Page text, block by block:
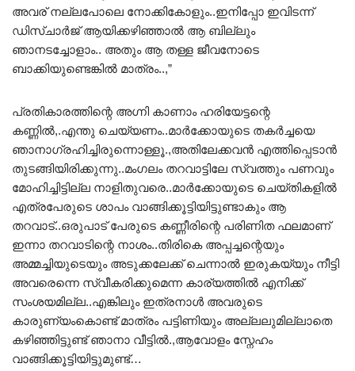
അവര് നല്ലപോലെ നോക്കികോളും..ഇനിപ്പോ ഇവിടന്ന്
ഡിസ്ചാർജ് ആയിക്കഴിഞ്ഞാൽ ആ ബില്ലും
ഞാനടച്ചോളാം.. അതും ആ തള്ള ജീവനോടെ
ബാക്കിയുണ്ടെങ്കിൽ മാത്രം..,”
പ്രതികാരത്തിന്റെ അഗ്നി കാണാം ഹരിയേട്ടന്റെ
കണ്ണിൽ,.എന്തു ചെയ്യണം..മാർക്കോയുടെ തകർച്ചയെ
ഞാനാഗ്രഹിച്ചിരുന്നൊള്ളൂ.,അതിലേക്കവൻ എത്തിപ്പെടാൻ
തുടങ്ങിയിരിക്കുന്നു..മംഗലം തറവാട്ടിലേ സ്വത്തും പണവും
മോഹിച്ചിട്ടില്ല നാളിതുവരെ..മാർക്കോയുടെ ചെയ്തികളിൽ
എത്രപേരുടെ ശാപം വാങ്ങിക്കൂട്ടിയിട്ടുണ്ടാകും ആ
തറവാട്..ഒരുപാട് പേരുടെ കണ്ണീരിന്റെ പരിണിത ഫലമാണ്
ഇന്നാ തറവാടിന്റെ നാശം..തിരികെ അപ്പച്ചന്റെയും
അമ്മച്ചിയുടെയും അടുക്കലേക്ക് ചെന്നാൽ ഇരുകയ്യും നീട്ടി
അവരെന്നെ സ്വീകരിക്കുമെന്ന കാര്യത്തിൽ എനിക്ക്
സംശയമില്ല..എങ്കിലും ഇത്രനാൾ അവരുടെ
കാരുണ്യംകൊണ്ട് മാത്രം പട്ടിണിയും അല്ലലുമില്ലാതെ
കഴിഞ്ഞിട്ടുണ്ട് ഞാനാ വീട്ടിൽ.,ആവോളം സ്നേഹം
വാങ്ങിക്കൂട്ടിയിട്ടുമുണ്ട്…